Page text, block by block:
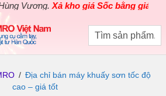
Vương.Xả kho giá Sốc bằng giá Gốc
/ Địa chỉ bán máy khuấy sơn tốc độ
cao – giá tốt